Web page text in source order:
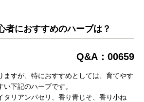
者におすすめのハーブは？
Q&A：00659
ますが、特におすすめとしては、育てやす
下記のハーブです。
リアンパセリ、香り青じそ、香り小ね